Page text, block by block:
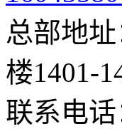
总部地
楼1401-
联系电